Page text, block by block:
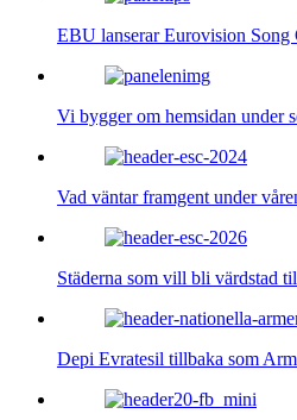
EBU lanserar Eurovision Song
Vi bygger om hemsidan under
Vad väntar framgent under
Städerna som vill bli värdstad
Depi Evratesil tillbaka som